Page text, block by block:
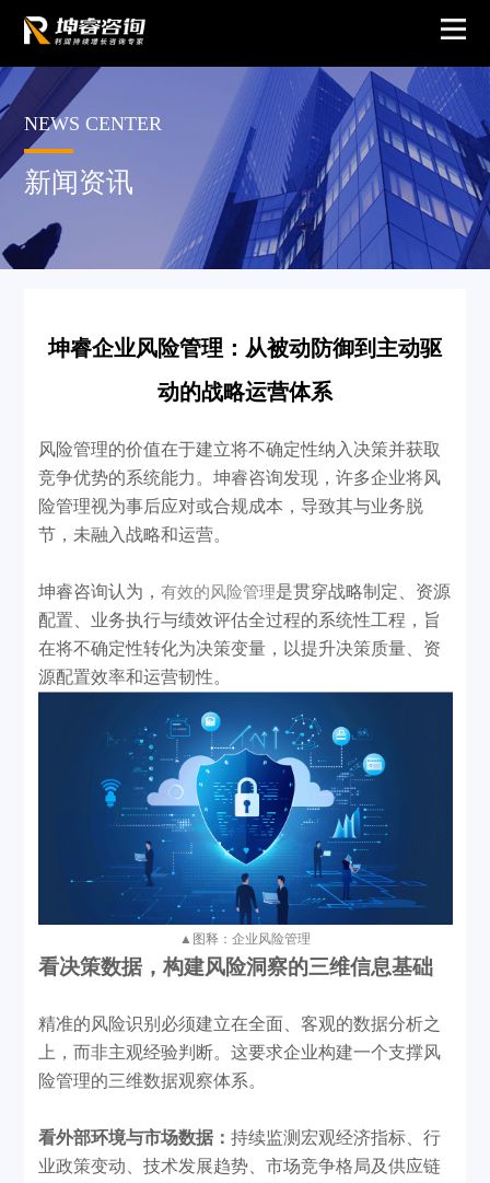
NEWS CENTER
新闻资讯
坤睿企业风险管理：从被动防御到主动驱
动的战略运营体系
风险管理的价值在于建立将不确定性纳入决策并获取
竞争优势的系统能力。坤睿咨询发现，许多企业将风
险管理视为事后应对或合规成本，导致其与业务脱
节，未融入战略和运营。
坤睿咨询认为， 有效的风险管理是贯穿战略制定、资源
配置、业务执行与绩效评估全过程的系统性工程，旨
在将不确定性转化为决策变量，以提升决策质量、资
源配置效率和运营韧性。
▲ 图释：企业风险管理
看决策数据， 构建风险洞察的三维信息基础
精准的风险识别必须建立在全面、客观的数据分析之
上，而非主观经验判断。这要求企业构建一个支撑风
险管理的三维数据观察体系。
看外部环境与市场数据： 持续监测宏观经济指标、行
业政策变动、技术发展趋势、市场竞争格局及供应链